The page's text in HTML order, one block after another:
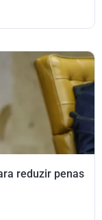
reduzir penas